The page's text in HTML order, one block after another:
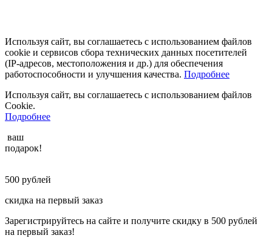
Используя сайт, вы соглашаетесь с использованием файлов
cookie и сервисов сбора технических данных посетителей
(IP‑адресов, местоположения и др.) для обеспечения
работоспособности и улучшения качества. Подробнее
Используя сайт, вы соглашаетесь с использованием файлов
Cookie.
Подробнее
ваш
подарок!
500 рублей
скидка на первый заказ
Зарегистрируйтесь на сайте и получите скидку в 500 рублей
на первый заказ!